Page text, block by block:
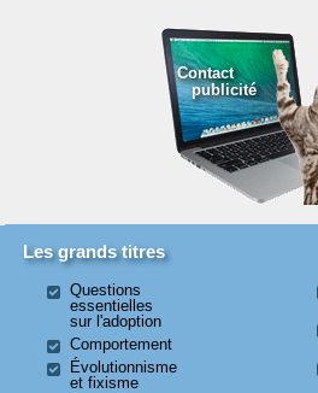
Contact
publicité
Les grands titres
Questions
essentielles
sur l'adoption
Comportement
Évolutionnisme
et fixisme